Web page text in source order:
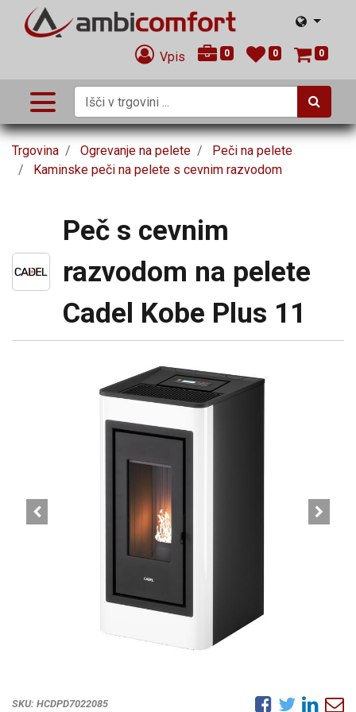
Vpis 0 0 0
Trgovina Ogrevanje na pelete
Peči na pelete
Kaminske peči na pelete s cevnim razvodom
Peč s cevnim
razvodom na pelete
Cadel Kobe Plus 11
SKU: HCDPD7022085